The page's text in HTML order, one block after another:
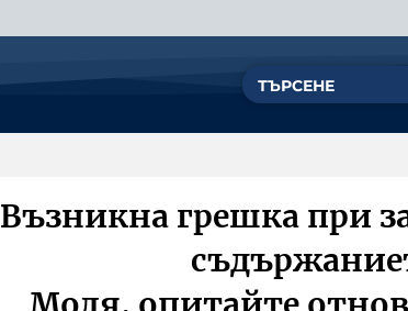
Възникна грешка при